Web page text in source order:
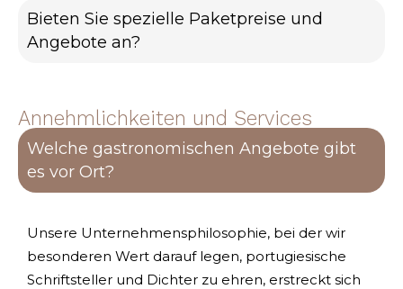
Bieten Sie spezielle Paketpreise und
Angebote an?
Annehmlichkeiten und Services
Welche gastronomischen Angebote gibt
es vor Ort?
Unsere Unternehmensphilosophie, bei der wir
besonderen Wert darauf legen, portugiesische
Schriftsteller und Dichter zu ehren, erstreckt sich